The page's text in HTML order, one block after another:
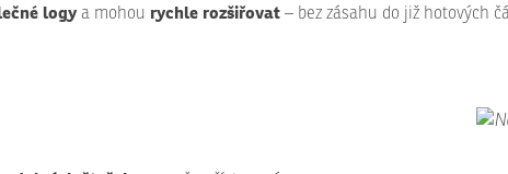
logy a mohou rychle rozšiřovat – bez zásahu do již hotových